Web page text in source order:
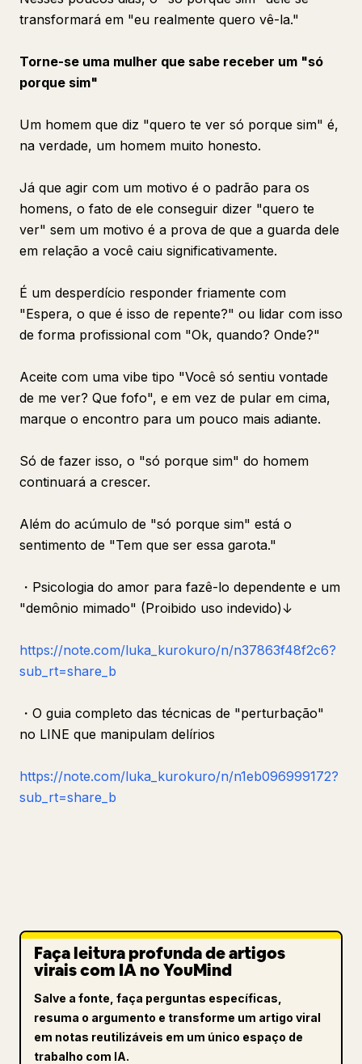
transformará em "eu realmente quero vê-la."
Torne-se uma mulher que sabe receber um "só
porque sim"
Um homem que diz "quero te ver só porque sim" é,
na verdade, um homem muito honesto.
Já que agir com um motivo é o padrão para os
homens, o fato de ele conseguir dizer "quero te
ver" sem um motivo é a prova de que a guarda dele
em relação a você caiu significativamente.
É um desperdício responder friamente com
"Espera, o que é isso de repente?" ou lidar com isso
de forma profissional com "Ok, quando? Onde?"
Aceite com uma vibe tipo "Você só sentiu vontade
de me ver? Que fofo", e em vez de pular em cima,
marque o encontro para um pouco mais adiante.
Só de fazer isso, o "só porque sim" do homem
continuará a crescer.
Além do acúmulo de "só porque sim" está o
sentimento de "Tem que ser essa garota."
・Psicologia do amor para fazê-lo dependente e um
"demônio mimado" (Proibido uso indevido)↓
https://note.com/luka_kurokuro/n/n37863f48f2c6?
sub_rt=share_b
・O guia completo das técnicas de "perturbação"
no LINE que manipulam delírios
https://note.com/luka_kurokuro/n/n1eb096999172?
sub_rt=share_b
Faça leitura profunda de artigos
virais com IA no YouMind
Salve a fonte, faça perguntas específicas,
resuma o argumento e transforme um artigo viral
em notas reutilizáveis em um único espaço de
trabalho com IA.